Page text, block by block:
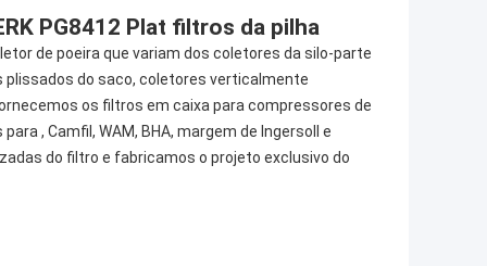
PG8412 Plat filtros da pilha
de poeira que variam dos coletores da silo-parte
do saco, coletores verticalmente
os filtros em caixa para compressores de
, Camfil, WAM, BHA, margem de Ingersoll e
do filtro e fabricamos o projeto exclusivo do